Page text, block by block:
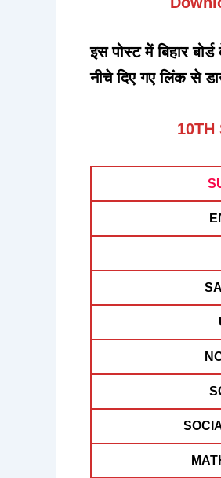
इस पोस्ट में बिहार
नीचे दिए गए लिंक से